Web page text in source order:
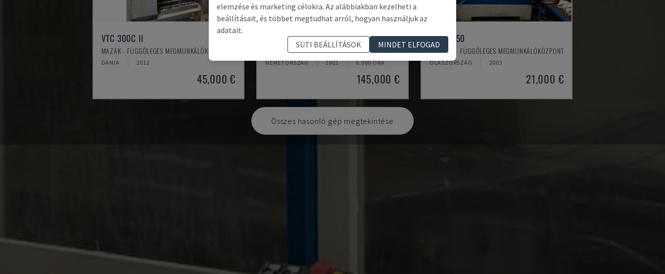
VTC 300C II
MAZAK - FÜGGŐLEGES MEGMUNKÁLÓKÖZPONT
DÁNIA 2012
45,000 €
U5-1530
SPINNER - FÜGGŐLEGES MEGMUNKÁLÓKÖZPONT
NÉMETORSZÁG 2021 6.000 ÓRA
145,000 €
MYNX 550
DAEWOO - FÜGGŐLEGES MEGMUNKÁLÓKÖZPONT
OLASZORSZÁG 2003
21,000 €
Összes hasonló gép megtekintése
elemzése és marketing célokra. Az alábbiakban kezelheti a
beállításait, és többet megtudhat arról, hogyan használjuk az
adatait.
SÜTI BEÁLLÍTÁSOK
MINDET ELFOGAD